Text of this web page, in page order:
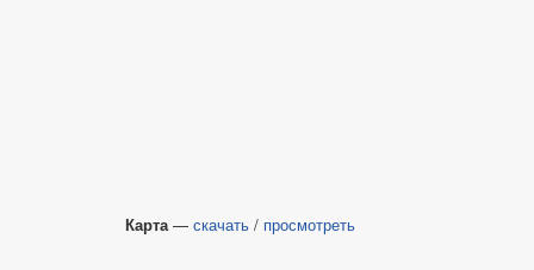
Карта— скачать / просмотреть